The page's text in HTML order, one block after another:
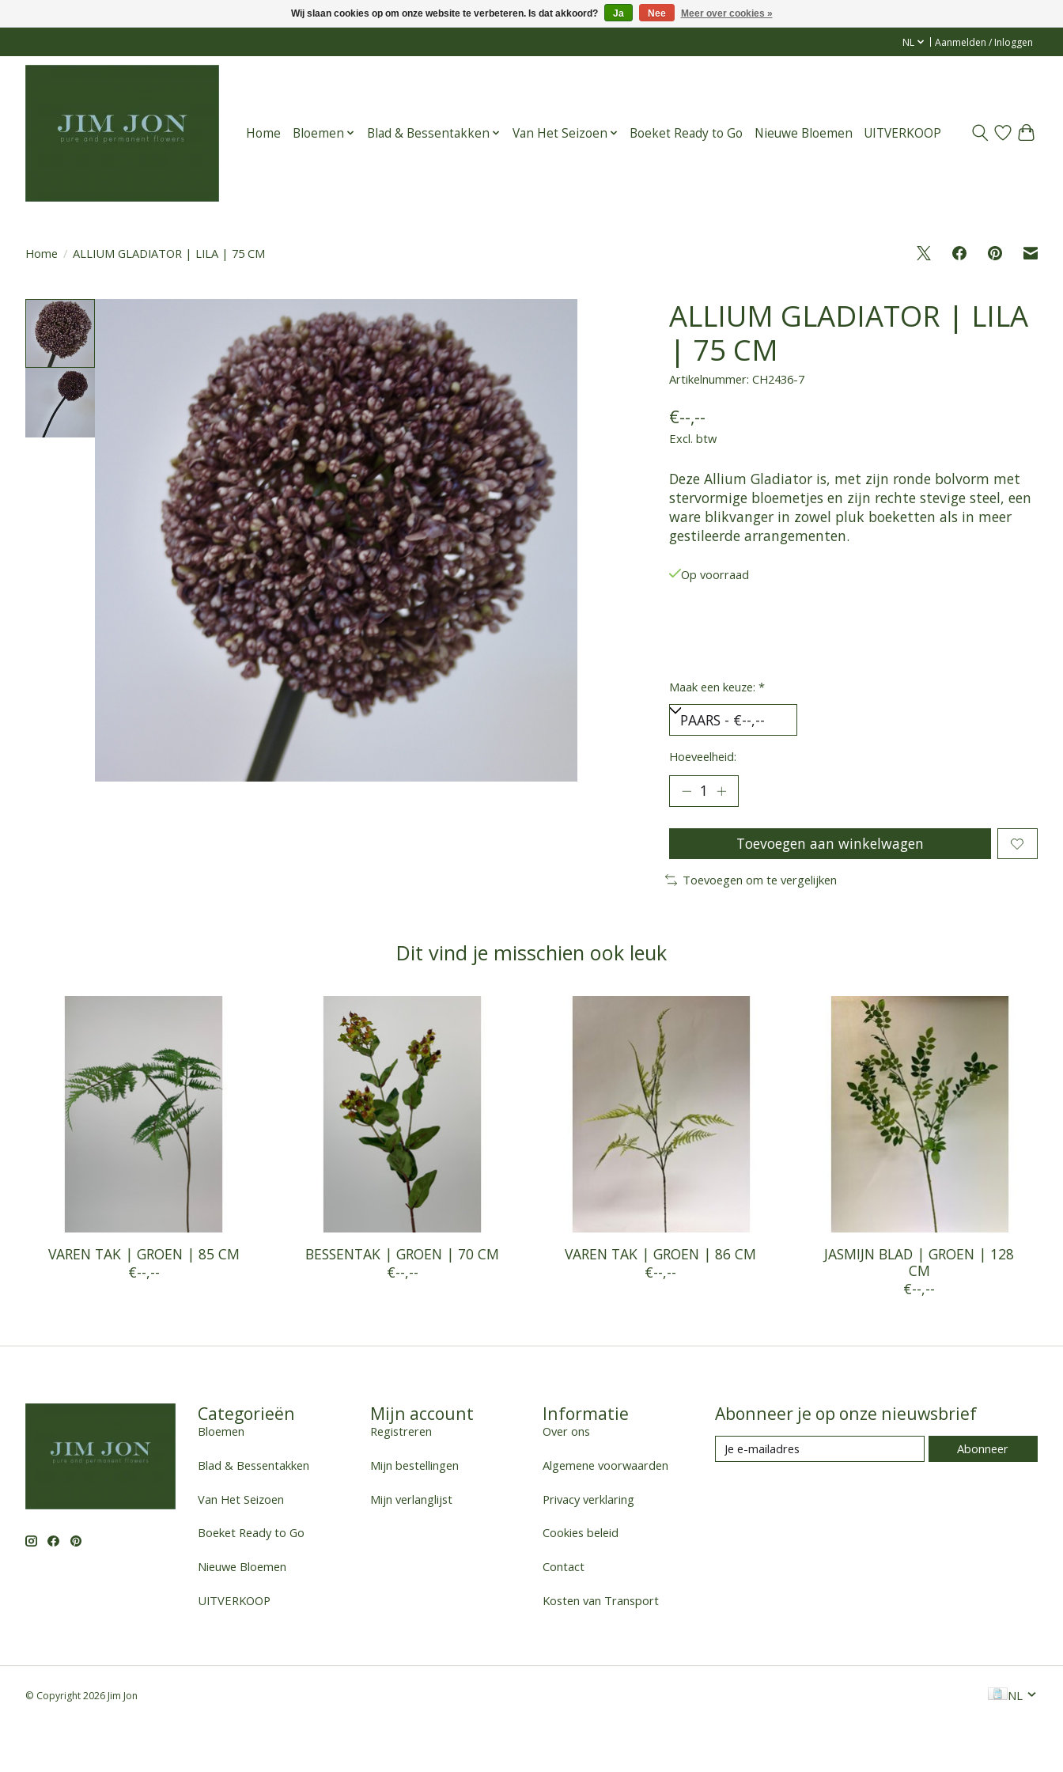
NL Aanmelden / Inloggen
Home Bloemen Blad & Bessentakken Van Het Seizoen Boeket Ready to Go Nieuwe Bloemen UITVERKOOP
Home / ALLIUM GLADIATOR | LILA | 75 CM
ALLIUM GLADIATOR | LILA
| 75 CM
Artikelnummer: CH2436-7
€--,--
Excl. btw
Deze Allium Gladiator is, met zijn ronde bolvorm met
stervormige bloemetjes en zijn rechte stevige steel, een
ware blikvanger in zowel pluk boeketten als in meer
gestileerde arrangementen.
Op voorraad
Maak een keuze: *
Hoeveelheid:
Toevoegen aan winkelwagen
Toevoegen om te vergelijken
Dit vind je misschien ook leuk
VAREN TAK | GROEN | 85 CM
€--,--
BESSENTAK | GROEN | 70 CM
€--,--
VAREN TAK | GROEN | 86 CM
€--,--
JASMIJN BLAD | GROEN | 128
CM
€--,--
Categorieën
Bloemen
Blad & Bessentakken
Van Het Seizoen
Boeket Ready to Go
Nieuwe Bloemen
UITVERKOOP
Mijn account
Registreren
Mijn bestellingen
Mijn verlanglijst
Informatie
Over ons
Algemene voorwaarden
Privacy verklaring
Cookies beleid
Contact
Kosten van Transport
Abonneer je op onze nieuwsbrief
Abonneer
© Copyright 2026 Jim Jon NL
Wij slaan cookies op om onze website te verbeteren. Is dat akkoord? Ja Nee Meer over cookies »